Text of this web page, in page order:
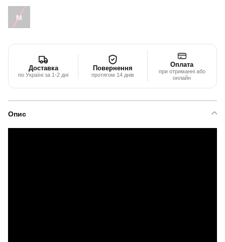
M
Доставка
по Україні за 1-2 дні
Повернення
протягом 14 днів
Оплата
при отриманні або
онлайн
Опис